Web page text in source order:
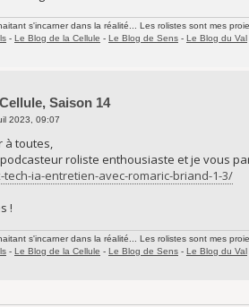
s'incarner dans la réalité... Les rolistes sont mes
- Le Blog de la Cellule - Le Blog de Sens - Le Blog du Val
Saison 14
2023, 09:07
à toutes,
podcasteur roliste enthousiaste et je vous
ia-entretien-avec-romaric-briand-1-3/
!
s'incarner dans la réalité... Les rolistes sont mes
- Le Blog de la Cellule - Le Blog de Sens - Le Blog du Val